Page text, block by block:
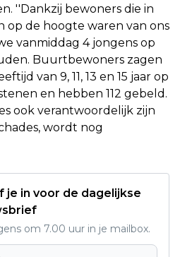
''Dankzij bewoners die in
op de hoogte waren van ons
vanmiddag 4 jongens op
Buurtbewoners zagen
van 9, 11, 13 en 15 jaar op
en hebben 112 gebeld.
ook verantwoordelijk zijn
wordt nog
je in voor de dagelijkse
om 7.00 uur in je mailbox.